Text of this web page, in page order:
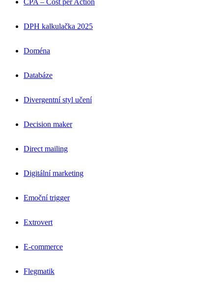
DPH kalkulačka 2025
Doména
Databáze
Divergentní styl učení
Decision maker
Direct mailing
Digitální marketing
Emoční trigger
Extrovert
E-commerce
Flegmatik